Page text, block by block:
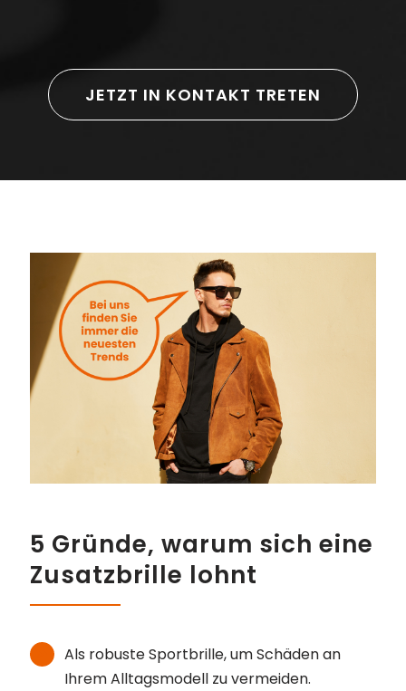
JETZT IN KONTAKT TRETEN
5 Gründe, warum sich eine
Zusatzbrille lohnt
Als robuste Sportbrille, um Schäden an
Ihrem Alltagsmodell zu vermeiden.